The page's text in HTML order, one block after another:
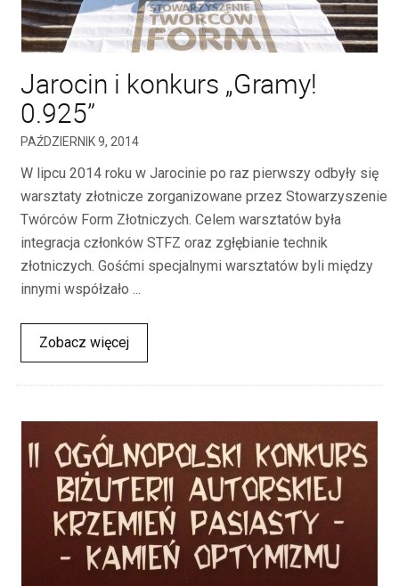
Jarocin i konkurs „Gramy!
0.925”
PAŹDZIERNIK 9, 2014
W lipcu 2014 roku w Jarocinie po raz pierwszy odbyły się
warsztaty złotnicze zorganizowane przez Stowarzyszenie
Twórców Form Złotniczych. Celem warsztatów była
integracja członków STFZ oraz zgłębianie technik
złotniczych. Gośćmi specjalnymi warsztatów byli między
innymi współzało ...
Zobacz więcej